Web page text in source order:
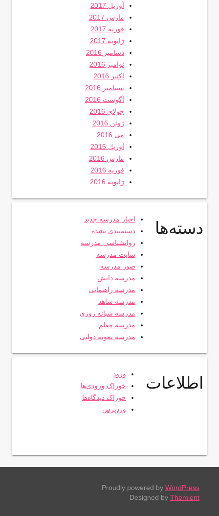
آوریل 2017
مارس 2017
فوریه 2017
ژانویه 2017
دسامبر 2016
نوامبر 2016
اکتبر 2016
سپتامبر 2016
آگوست 2016
جولای 2016
ژوئن 2016
می 2016
آوریل 2016
مارس 2016
فوریه 2016
ژانویه 2016
دسته‌ها
اخبار مدرسه جدید
دسته‌بندی نشده
روانشناسی مدرسه
سایت مدرسه
صور مدرسه
مدرسه دانش
مدرسه راهنمایی
مدرسه شاهد
مدرسه شبانه روزی
مدرسه معلم
مدرسه نمونه دولتی
اطلاعات
ورود
خوراک ورودی‌ها
خوراک دیدگاه‌ها
وردپرس
Proudly powered by WordPress
Designed by Themient